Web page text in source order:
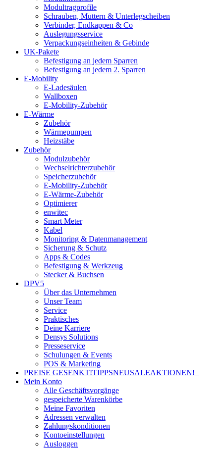
Modultragprofile
Schrauben, Muttern & Unterlegscheiben
Verbinder, Endkappen & Co
Auslegungsservice
Verpackungseinheiten & Gebinde
UK-Pakete
Befestigung an jedem Sparren
Befestigung an jedem 2. Sparren
E-Mobility
E-Ladesäulen
Wallboxen
E-Mobility-Zubehör
E-Wärme
Zubehör
Wärmepumpen
Heizstäbe
Zubehör
Modulzubehör
Wechselrichterzubehör
Speicherzubehör
E-Mobility-Zubehör
E-Wärme-Zubehör
Optimierer
enwitec
Smart Meter
Kabel
Monitoring & Datenmanagement
Sicherung & Schutz
Apps & Codes
Befestigung & Werkzeug
Stecker & Buchsen
DPV5
Über das Unternehmen
Unser Team
Service
Praktisches
Deine Karriere
Densys Solutions
Presseservice
Schulungen & Events
POS & Marketing
PREISE GESENKT!TIPPSNEUSALEAKTIONEN!
Mein Konto
Alle Geschäftsvorgänge
gespeicherte Warenkörbe
Meine Favoriten
Adressen verwalten
Zahlungskonditionen
Kontoeinstellungen
Ausloggen